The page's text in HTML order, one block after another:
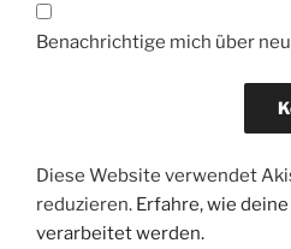
Benachrichtige mich über
Diese Website verwendet
reduzieren. Erfahre, wie
verarbeitet werden.